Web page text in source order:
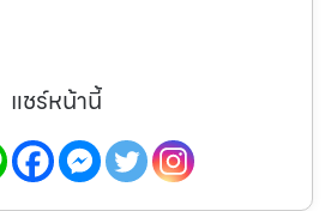
แชร์หน้านี้